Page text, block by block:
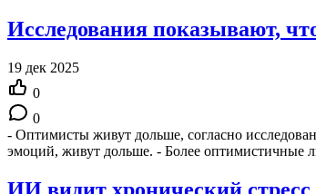
Исследования показывают,
19 дек 2025
0
0
- Оптимисты живут дольше, согласно
эмоций, живут дольше. - Более оптимистичные